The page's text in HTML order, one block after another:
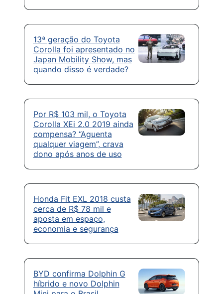
13ª geração do Toyota
Corolla foi apresentado no
Japan Mobility Show, mas
quando disso é verdade?
Por R$ 103 mil, o Toyota
Corolla XEi 2.0 2019 ainda
compensa? “Aguenta
qualquer viagem”, crava
dono após anos de uso
Honda Fit EXL 2018 custa
cerca de R$ 78 mil e
aposta em espaço,
economia e segurança
BYD confirma Dolphin G
híbrido e novo Dolphin